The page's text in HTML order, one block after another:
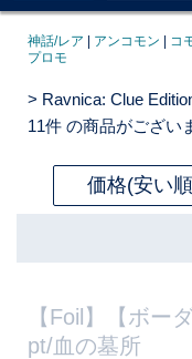
神話/レア アンコモン コ
プロモ
> Ravnica: Clue
11件 の商品がござい
価格(安い
【Foil】【ボー
pt/血の墓所